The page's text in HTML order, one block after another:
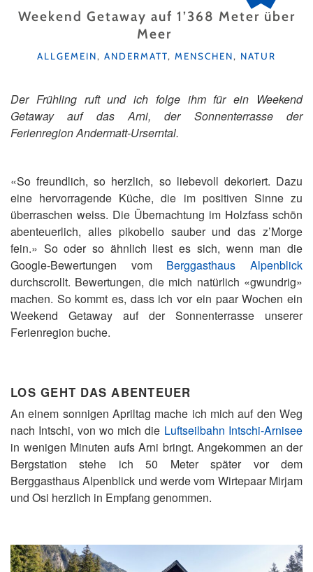
Weekend Getaway auf 1’368 Meter über
Meer
KATEGORIEN
ALLGEMEIN, ANDERMATT, MENSCHEN, NATUR
Der Frühling ruft und ich folge ihm für ein Weekend
Getaway auf das Arni, der Sonnenterrasse der
Ferienregion Andermatt-Urserntal.
«So freundlich, so herzlich, so liebevoll dekoriert. Dazu
eine hervorragende Küche, die im positiven Sinne zu
überraschen weiss. Die Übernachtung im Holzfass schön
abenteuerlich, alles pikobello sauber und das z’Morge
fein.» So oder so ähnlich liest es sich, wenn man die
Google-Bewertungen vom Berggasthaus Alpenblick
durchscrollt. Bewertungen, die mich natürlich «gwundrig»
machen. So kommt es, dass ich vor ein paar Wochen ein
Weekend Getaway auf der Sonnenterrasse unserer
Ferienregion buche.
LOS GEHT DAS ABENTEUER
An einem sonnigen Apriltag mache ich mich auf den Weg
nach Intschi, von wo mich die Luftseilbahn Intschi-Arnisee
in wenigen Minuten aufs Arni bringt. Angekommen an der
Bergstation stehe ich 50 Meter später vor dem
Berggasthaus Alpenblick und werde vom Wirtepaar Mirjam
und Osi herzlich in Empfang genommen.